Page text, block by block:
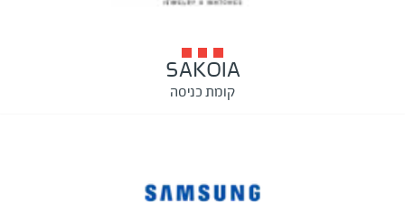
SAKOIA
קומת כניסה